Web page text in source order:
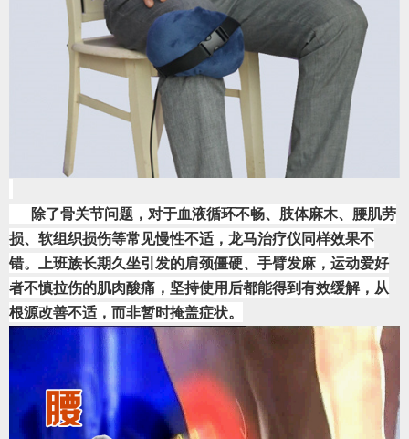
损、软组织损伤等常见慢性不适，龙马治疗仪同样效果不
错。上班族长期久坐引发的肩颈僵硬、手臂发麻，运动爱好
者不慎拉伤的肌肉酸痛，坚持使用后都能得到有效缓解，从
根源改善不适，而非暂时掩盖症状。